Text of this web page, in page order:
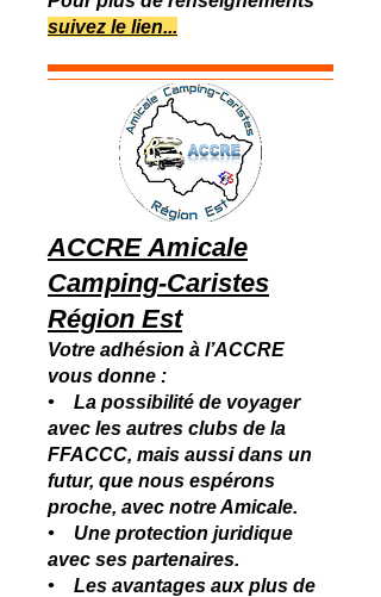
suivez le lien...
ACCRE Amicale
Camping-Caristes
Région Est
Votre adhésion à l’ACCRE
vous donne :
• La possibilité de voyager
avec les autres clubs de la
FFACCC, mais aussi dans un
futur, que nous espérons
proche, avec notre Amicale.
• Une protection juridique
avec ses partenaires.
• Les avantages aux plus de